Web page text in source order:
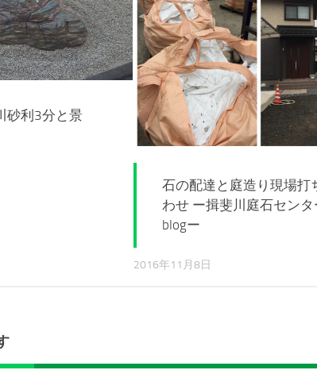
砂利3分と景
石の配達と庭造り現場打
わせ ー揖斐川庭石センタ
blogー
2016年11月8日